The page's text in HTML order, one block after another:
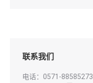
联系我们
电话：0571-88585273